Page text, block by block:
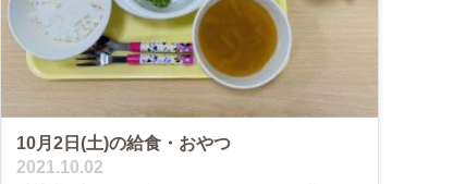
10月2日(土)の給食・おやつ
2021.10.02